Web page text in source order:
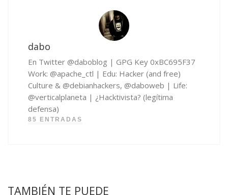
dabo
En Twitter @daboblog | GPG Key 0xBC695F37
Work: @apache_ctl | Edu: Hacker (and free)
Culture & @debianhackers, @daboweb | Life:
@verticalplaneta | ¿Hacktivista? (legítima
defensa)
85 ENTRADAS
TAMBIÉN TE PUEDE